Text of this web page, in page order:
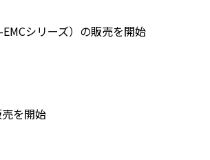
シリーズ）の販売を開始
を開始